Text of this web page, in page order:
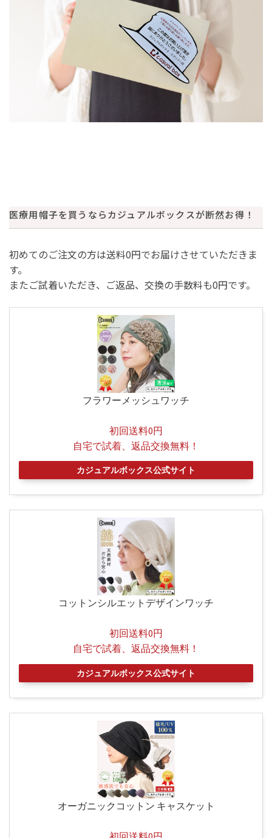
医療用帽子を買うならカジュアルボックスが断然お得！
初めてのご注文の方は送料0円でお届けさせていただきま
す。
またご試着いただき、ご返品、交換の手数料も0円です。
フラワーメッシュワッチ
初回送料0円
自宅で試着、返品交換無料！
カジュアルボックス公式サイト
コットンシルエットデザインワッチ
初回送料0円
自宅で試着、返品交換無料！
カジュアルボックス公式サイト
オーガニックコットン キャスケット